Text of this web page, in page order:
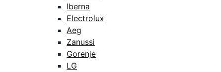
Iberna
Electrolux
Aeg
Zanussi
Gorenje
LG